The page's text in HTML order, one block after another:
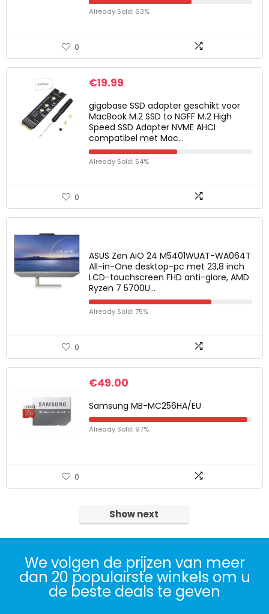
Already Sold: 63%
0
€19.99
gigabase SSD adapter geschikt voor
MacBook M.2 SSD to NGFF M.2 High
Speed SSD Adapter NVME AHCI
compatibel met Mac…
Already Sold: 54%
0
ASUS Zen AiO 24 M5401WUAT-WA064T
All-in-One desktop-pc met 23,8 inch
LCD-touchscreen FHD anti-glare, AMD
Ryzen 7 5700U…
Already Sold: 75%
0
€49.00
Samsung MB-MC256HA/EU
Already Sold: 97%
0
Show next
We volgen de prijzen van meer
dan 20 populairste winkels om u
de beste deals te geven